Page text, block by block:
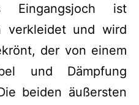
Eingangsjoch ist
verkleidet und wird
der von einem
und Dämpfung
beiden äußersten